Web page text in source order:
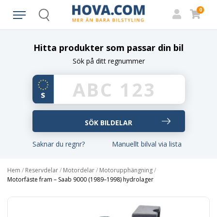
Search
0
Hitta produkter som passar din bil
Sök på ditt regnummer
Saknar du regnr? Manuellt bilval via lista
Hem / Reservdelar/ Motordelar/ Motorupphängning/
Motorfäste fram – Saab 9000 (1989–1998) hydrolager